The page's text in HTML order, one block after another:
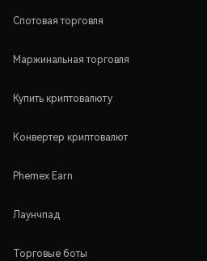
Спотовая торговля
Маржинальная торговля
Купить криптовалюту
Конвертер криптовалют
Phemex Earn
Лаунчпад
Торговые боты